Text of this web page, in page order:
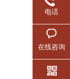
电话
在线咨询